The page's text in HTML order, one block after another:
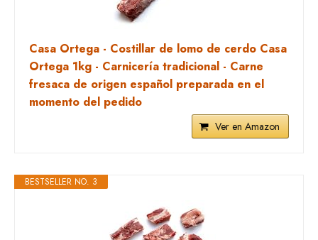
Casa Ortega - Costillar de lomo de cerdo Casa
Ortega 1kg - Carnicería tradicional - Carne
fresaca de origen español preparada en el
momento del pedido
Ver en Amazon
BESTSELLER NO. 3